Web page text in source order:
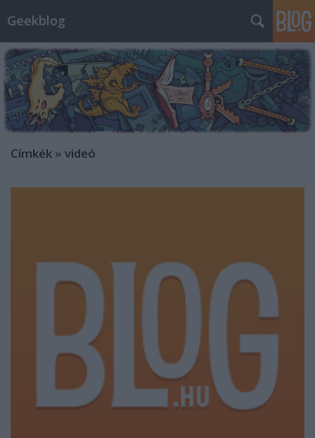
Geekblog
Címkék » videó